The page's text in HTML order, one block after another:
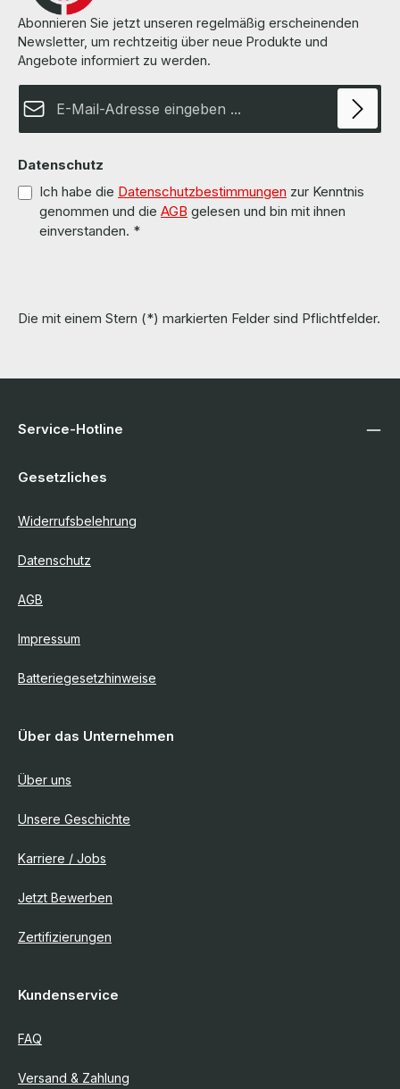
Abonnieren Sie jetzt unseren regelmäßig erscheinenden
Newsletter, um rechtzeitig über neue Produkte und
Angebote informiert zu werden.
Datenschutz
Ich habe die Datenschutzbestimmungen zur Kenntnis
genommen und die AGB gelesen und bin mit ihnen
einverstanden. *
Die mit einem Stern (*) markierten Felder sind Pflichtfelder.
Service-Hotline
Gesetzliches
Widerrufsbelehrung
Datenschutz
AGB
Impressum
Batteriegesetzhinweise
Über das Unternehmen
Über uns
Unsere Geschichte
Karriere / Jobs
Jetzt Bewerben
Zertifizierungen
Kundenservice
FAQ
Versand & Zahlung